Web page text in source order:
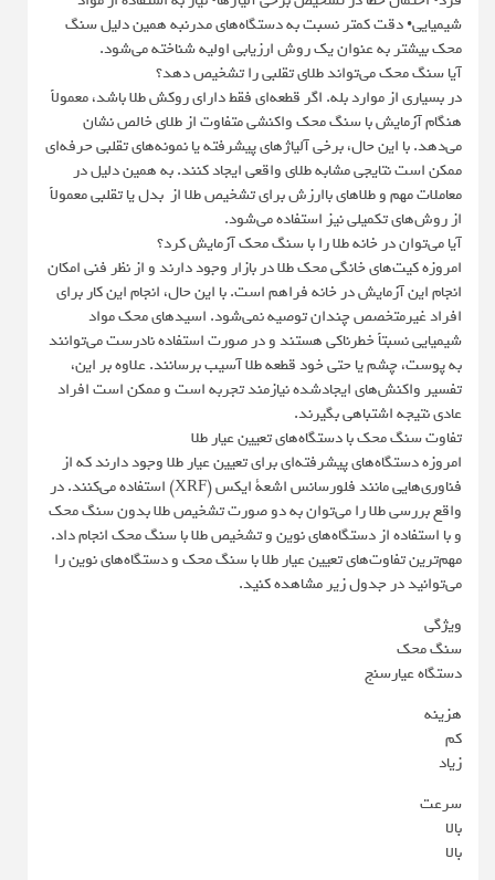
شیمیایی• دقت کمتر نسبت به دستگاه‌های مدرنبه همین دلیل سنگ
محک بیشتر به عنوان یک روش ارزیابی اولیه شناخته می‌شود.
آیا سنگ محک می‌تواند طلای تقلبی را تشخیص دهد؟
در بسیاری از موارد بله. اگر قطعه‌ای فقط دارای روکش طلا باشد، معمولاً
هنگام آزمایش با سنگ محک واکنشی متفاوت از طلای خالص نشان
می‌دهد. با این حال، برخی آلیاژهای پیشرفته یا نمونه‌های تقلبی حرفه‌ای
ممکن است نتایجی مشابه طلای واقعی ایجاد کنند. به همین دلیل در
معاملات مهم و طلاهای باارزش برای تشخیص طلا از بدل یا تقلبی معمولاً
از روش‌های تکمیلی نیز استفاده می‌شود.
آیا می‌توان در خانه طلا را با سنگ محک آزمایش کرد؟
امروزه کیت‌های خانگی محک طلا در بازار وجود دارند و از نظر فنی امکان
انجام این آزمایش در خانه فراهم است. با این حال، انجام این کار برای
افراد غیرمتخصص چندان توصیه نمی‌شود. اسیدهای محک مواد
شیمیایی نسبتاً خطرناکی هستند و در صورت استفاده نادرست می‌توانند
به پوست، چشم یا حتی خود قطعه طلا آسیب برسانند. علاوه بر این،
تفسیر واکنش‌های ایجادشده نیازمند تجربه است و ممکن است افراد
عادی نتیجه اشتباهی بگیرند.
تفاوت سنگ محک با دستگاه‌های تعیین عیار طلا
امروزه دستگاه‌های پیشرفته‌ای برای تعیین عیار طلا وجود دارند که از
فناوری‌هایی مانند فلورسانس اشعۀ ایکس (XRF) استفاده می‌کنند. در
واقع بررسی طلا را می‌توان به دو صورت تشخیص طلا بدون سنگ محک
و با استفاده از دستگاه‌های نوین و تشخیص طلا با سنگ محک انجام داد.
مهم‌ترین تفاوت‌های تعیین عیار طلا با سنگ محک و دستگاه‌های نوین را
می‌توانید در جدول زیر مشاهده کنید.
ویژگی
سنگ محک
دستگاه عیارسنج
هزینه
کم
زیاد
سرعت
بالا
بالا